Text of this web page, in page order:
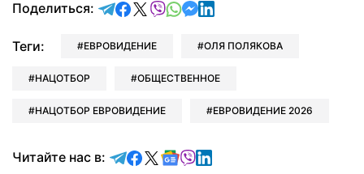
Поделиться: отправить в Telegram
поделиться в Facebook
поделиться в X
отправить в Viber
отправить в Whatsapp
отправить в Messenger
отправить в LinkedIn
Теги: ЕВРОВИДЕНИЕ ОЛЯ ПОЛЯКОВА
НАЦОТБОР ОБЩЕСТВЕННОЕ
НАЦОТБОР ЕВРОВИДЕНИЕ ЕВРОВИДЕНИЕ 2026
Читайте нас в: Читайте в Telegram
Читайте в Facebook
Читайте в X
Читайте в Google news
Читайте в Viber
Читайте в LinkedIn